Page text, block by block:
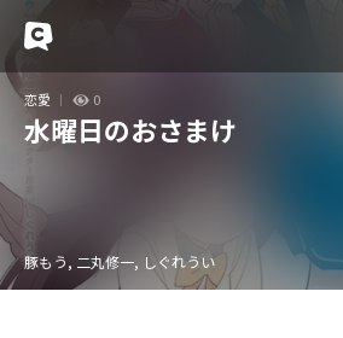
恋愛 0
水曜日のおさまけ
豚もう, 二丸修一, しぐれうい